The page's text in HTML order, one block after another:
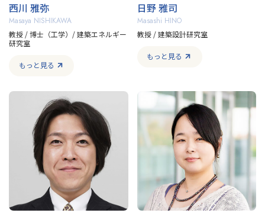
西川 雅弥
Masaya NISHIKAWA
教授 / 博士（工学）/ 建築エネルギー
研究室
もっと見る
日野 雅司
Masashi HINO
教授 / 建築設計研究室
もっと見る